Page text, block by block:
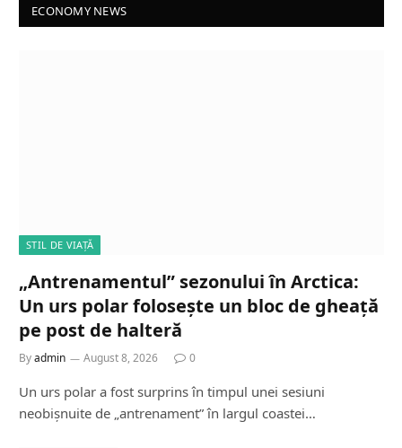
ECONOMY NEWS
STIL DE VIAȚĂ
„Antrenamentul” sezonului în Arctica:
Un urs polar folosește un bloc de gheață
pe post de halteră
Byadmin August 8, 2026 0
Un urs polar a fost surprins în timpul unei sesiuni
neobișnuite de „antrenament” în largul coastei…